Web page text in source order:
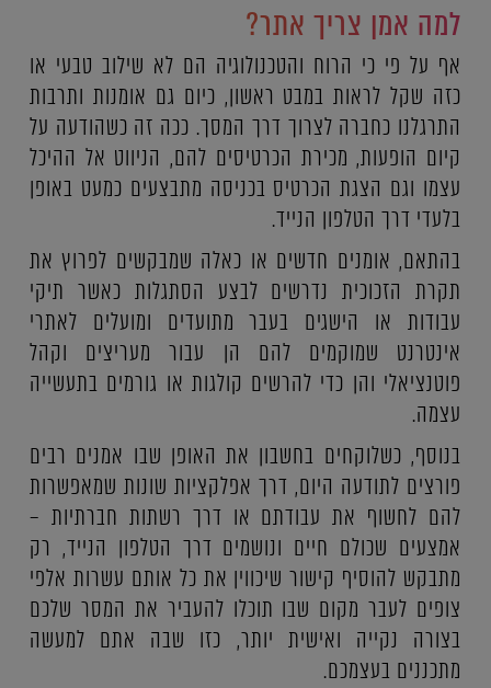
למה אמן צריך אתר?
אף על פי כי הרוח והטכנולוגיה הם לא שילוב טבעי או
כזה שקל לראות במבט ראשון, כיום גם אומנות ותרבות
התרגלנו כחברה לצרוך דרך המסך. ככה זה כשהודעה על
קיום הופעות, מכירת הכרטיסים להם, הניווט אל ההיכל
עצמו וגם הצגת הכרטיס בכניסה מתבצעים כמעט באופן
בלעדי דרך הטלפון הנייד.
בהתאם, אומנים חדשים או כאלה שמבקשים לפרוץ את
תקרת הזכוכית נדרשים לבצע הסתגלות כאשר תיקי
עבודות או הישגים בעבר מתועדים ומועלים לאתרי
אינטרנט שמוקמים להם הן עבור מעריצים וקהל
פוטנציאלי והן כדי להרשים קולגות או גורמים בתעשייה
עצמה.
בנוסף, כשלוקחים בחשבון את האופן שבו אמנים רבים
פורצים לתודעה היום, דרך אפלקציות שונות שמאפשרות
להם לחשוף את עבודתם או דרך רשתות חברתיות –
אמצעים שכולם חיים ונושמים דרך הטלפון הנייד, רק
מתבקש להוסיף קישור שיכווין את כל אותם עשרות אלפי
צופים לעבר מקום שבו תוכלו להעביר את המסר שלכם
בצורה נקייה ואישית יותר, כזו שבה אתם למעשה
מתכננים בעצמכם.